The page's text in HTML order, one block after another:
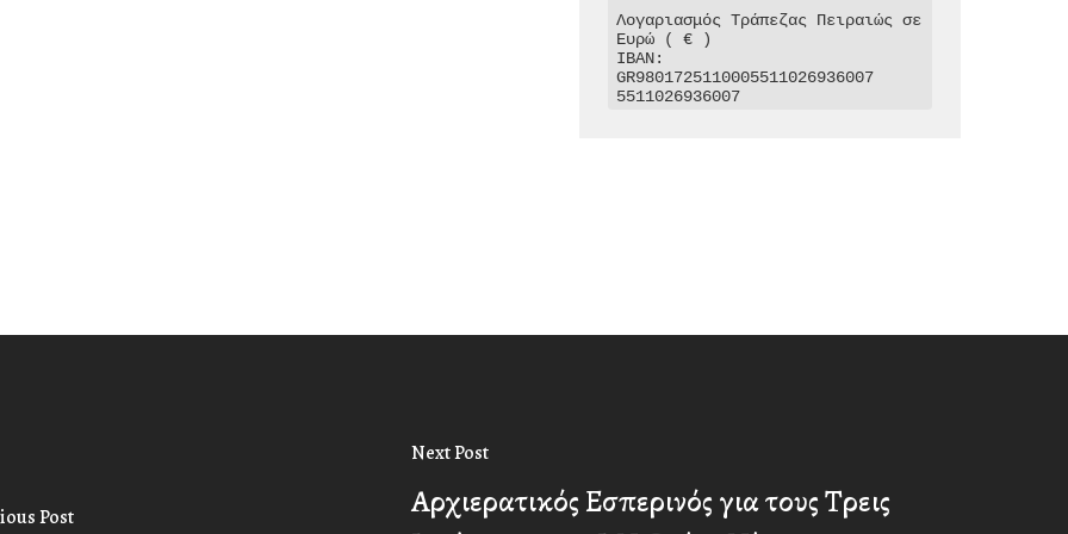
Λογαριασμός Τράπεζας Πειραιώς σε
Ευρώ ( € )
IBAN:
GR9801725110005511026936007
5511026936007
Post
Next Post
Αρχιερατικός Εσπερινός για τους Τρεις